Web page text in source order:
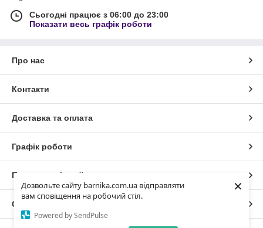
Дозвольте сайту barnika.com.ua відправляти
вам сповіщення на робочий стіл.
Powered by SendPulse
×
Сьогодні працює з 06:00 до 23:00
Показати весь графік роботи
Про нас
Контакти
Доставка та оплата
Графік роботи
Повна версія сайту
Сайт створено на маркетплейсі